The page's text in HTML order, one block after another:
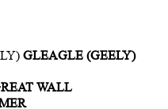
GLEAGLE (GEELY)
WALL